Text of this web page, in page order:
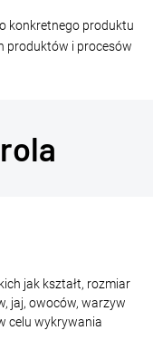
konkretnego produktu
produktów i procesów
jak kształt, rozmiar
jaj, owoców, warzyw
celu wykrywania